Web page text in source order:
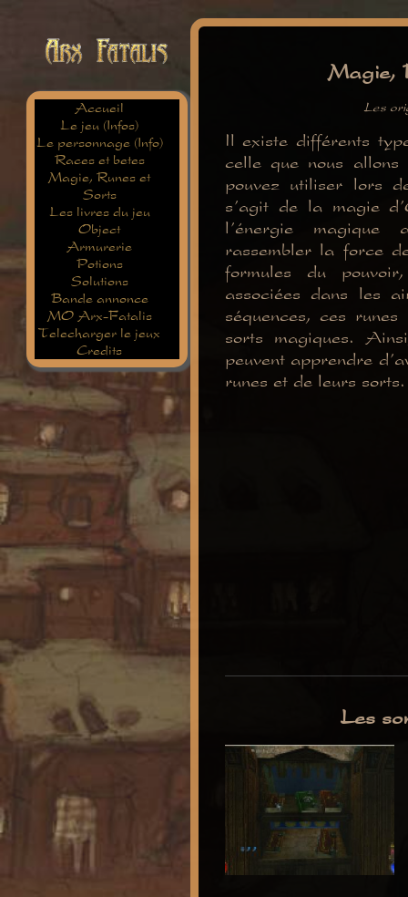
Accueil
Le jeu (Infos)
Le personnage (Info)
Races et betes
Magie, Runes et
Sorts
Les livres du jeu
Object
Armurerie
Potions
Solutions
Bande annonce
MO Arx-Fatalis
Telecharger le jeux
Credits
Magie,
Les
Il existe différents
celle que nous
pouvez utiliser lors
s'agit de la magie
l'énergie magique
rassembler la force
formules du
associées dans les
séquences, ces
sorts magiques.
peuvent apprendre
runes et de leurs sorts.
Les